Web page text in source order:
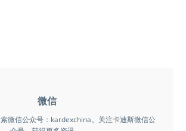
微信
微信公众号：kardexchina。关注卡迪斯微信公